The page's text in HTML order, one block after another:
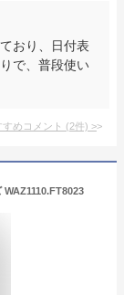
おり、日付表
で、普段使い
めコメント (2件) >
WAZ1110.FT8023